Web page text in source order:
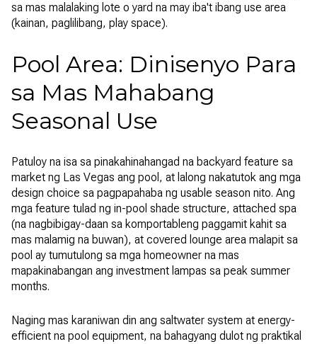
sa mas malalaking lote o yard na may iba't ibang use area
(kainan, paglilibang, play space).
Pool Area: Dinisenyo Para
sa Mas Mahabang
Seasonal Use
Patuloy na isa sa pinakahinahangad na backyard feature sa
market ng Las Vegas ang pool, at lalong nakatutok ang mga
design choice sa pagpapahaba ng usable season nito. Ang
mga feature tulad ng in-pool shade structure, attached spa
(na nagbibigay-daan sa komportableng paggamit kahit sa
mas malamig na buwan), at covered lounge area malapit sa
pool ay tumutulong sa mga homeowner na mas
mapakinabangan ang investment lampas sa peak summer
months.
Naging mas karaniwan din ang saltwater system at energy-
efficient na pool equipment, na bahagyang dulot ng praktikal